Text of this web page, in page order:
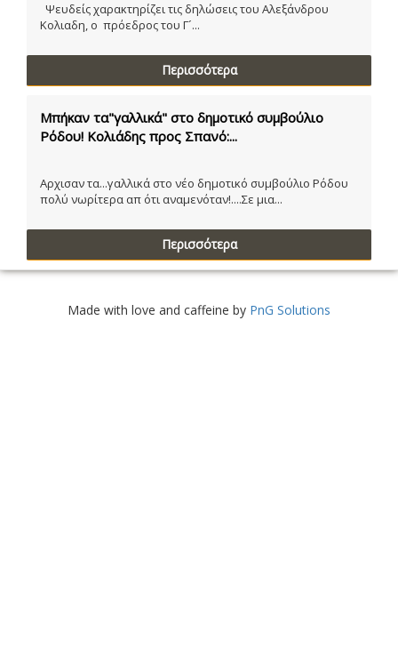
Ψευδείς χαρακτηρίζει τις δηλώσεις του Αλεξάνδρου
Κολιαδη, ο πρόεδρος του Γ´...
Περισσότερα
Μπήκαν τα"γαλλικά" στο δημοτικό συμβούλιο
Ρόδου! Κολιάδης προς Σπανό:...
Αρχισαν τα...γαλλικά στο νέο δημοτικό συμβούλιο Ρόδου
πολύ νωρίτερα απ ότι αναμενόταν!....Σε μια...
Περισσότερα
Made with love and caffeine by PnG Solutions